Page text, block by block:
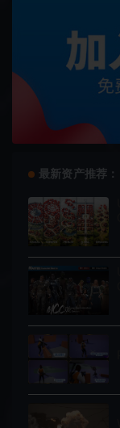
最新资产推荐：